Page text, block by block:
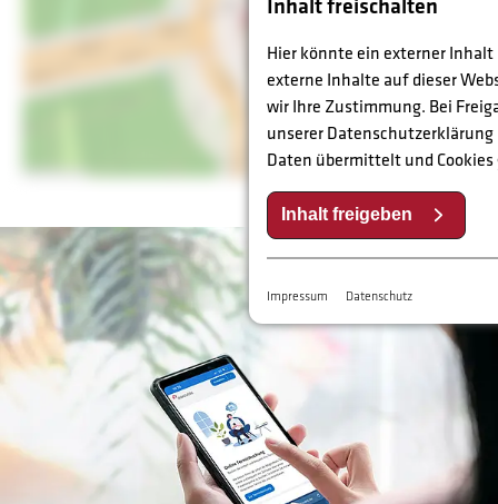
Hier könnte ein externer
externe Inhalte auf dieser
wir Ihre Zustimmung. Bei
unserer Datenschutzerklärung
Daten übermittelt und
Inhalt freigeben
Impressum Datenschutz